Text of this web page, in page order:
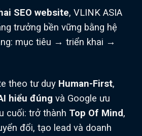
SEO website, VLINK ASIA
trưởng bền vững bằng hệ
mục tiêu → triển khai →
theo tư duy Human-First,
hiểu đúng và Google ưu
cuối: trở thành Top Of Mind,
đổi, tạo lead và doanh